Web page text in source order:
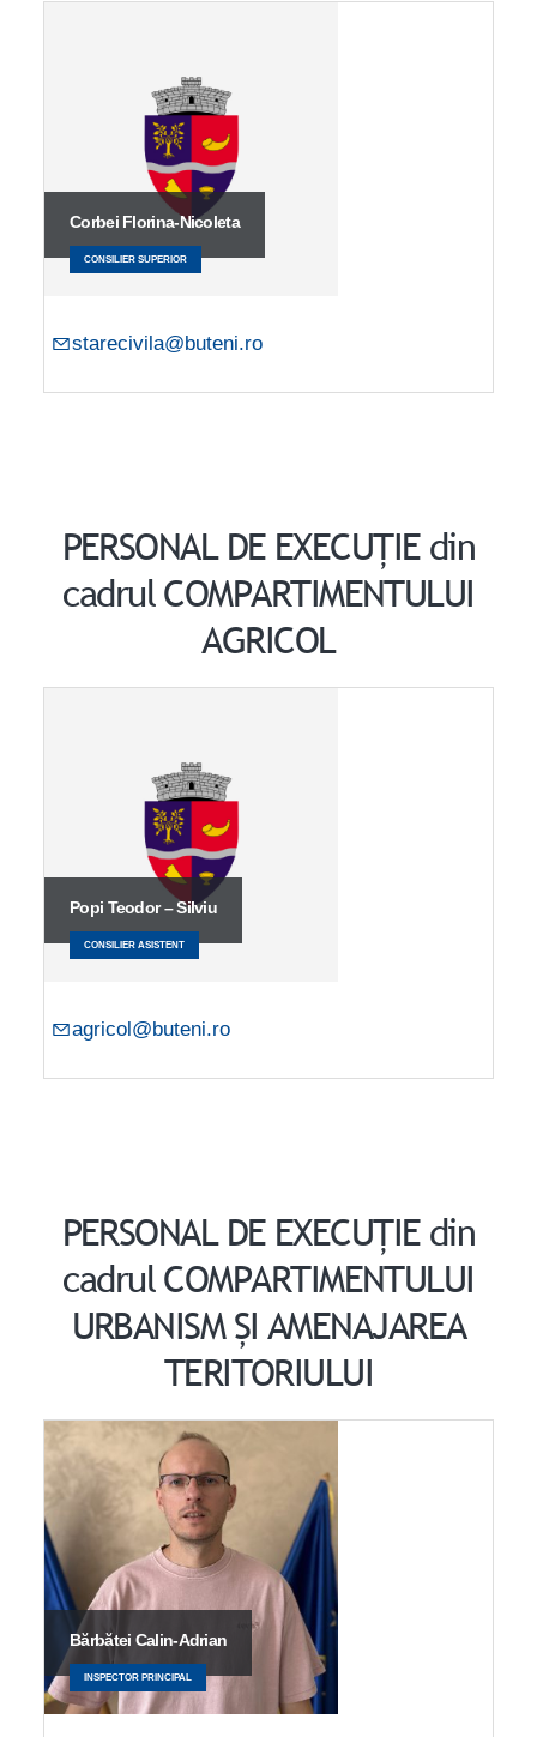
Corbei Florina-Nicoleta
CONSILIER SUPERIOR
starecivila@buteni.ro
PERSONAL DE EXECUȚIE din
cadrul COMPARTIMENTULUI
AGRICOL
Popi Teodor – Silviu
CONSILIER ASISTENT
agricol@buteni.ro
PERSONAL DE EXECUȚIE din
cadrul COMPARTIMENTULUI
URBANISM ȘI AMENAJAREA
TERITORIULUI
Bărbătei Calin-Adrian
INSPECTOR PRINCIPAL